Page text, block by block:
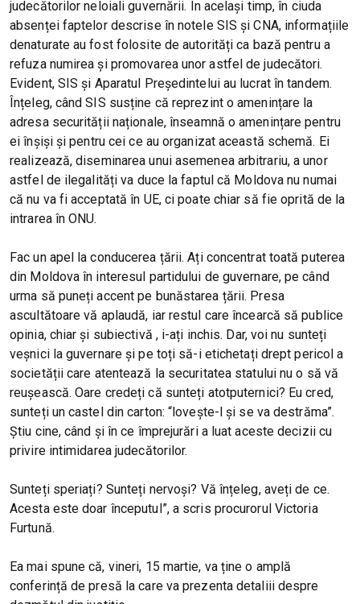
judecătorilor neloiali guvernării. În același timp, în ciuda
absenței faptelor descrise în notele SIS și CNA, informațiile
denaturate au fost folosite de autorități ca bază pentru a
refuza numirea și promovarea unor astfel de judecători.
Evident, SIS și Aparatul Președintelui au lucrat în tandem.
Înțeleg, când SIS susține că reprezint o amenințare la
adresa securității naționale, înseamnă o amenințare pentru
ei înșiși și pentru cei ce au organizat această schemă. Ei
realizează, diseminarea unui asemenea arbitrariu, a unor
astfel de ilegalități va duce la faptul că Moldova nu numai
că nu va fi acceptată în UE, ci poate chiar să fie oprită de la
intrarea în ONU.
Fac un apel la conducerea țării. Ați concentrat toată puterea
din Moldova în interesul partidului de guvernare, pe când
urma să puneți accent pe bunăstarea țării. Presa
ascultătoare vă aplaudă, iar restul care încearcă să publice
opinia, chiar și subiectivă , i-ați inchis. Dar, voi nu sunteți
veșnici la guvernare și pe toți să-i etichetați drept pericol a
societății care atentează la securitatea statului nu o să vă
reușească. Oare credeți că sunteți atotputernici? Eu cred,
sunteți un castel din carton: “lovește-l și se va destrăma”.
Știu cine, când și în ce împrejurări a luat aceste decizii cu
privire intimidarea judecătorilor.
Sunteți speriați? Sunteți nervoși? Vă înțeleg, aveți de ce.
Acesta este doar începutul”, a scris procurorul Victoria
Furtună.
Ea mai spune că, vineri, 15 martie, va ține o amplă
conferință de presă la care va prezenta detaliii despre